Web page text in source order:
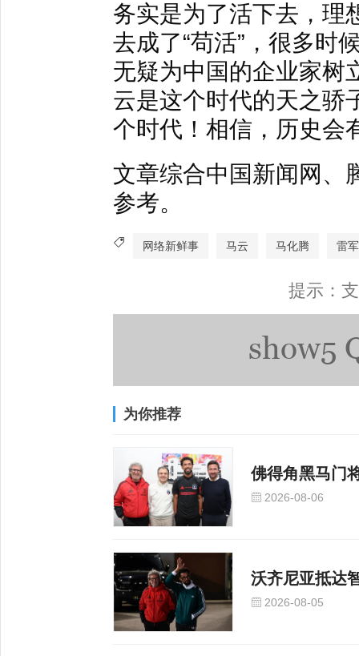
务实是为了活下去，理
去成了“苟活”，很多时
无疑为中国的企业家树
云是这个时代的天之骄
个时代！相信，历史会
文章综合中国新闻网、
参考。
网络新鲜事 马云 马化腾 雷军
提示：
为你推荐
佛得角黑马门
2026-08-06
沃齐尼亚抵达
2026-08-05